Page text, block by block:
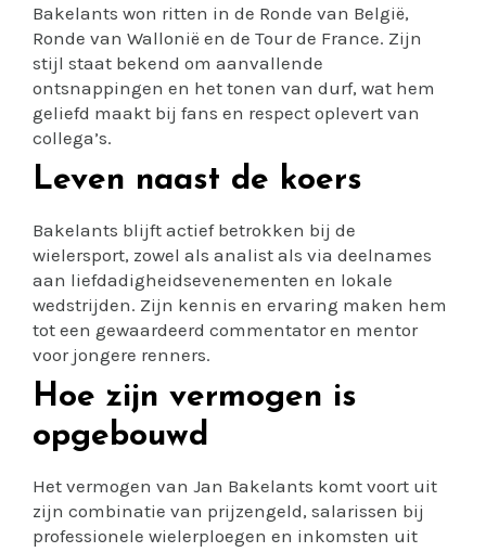
Bakelants won ritten in de Ronde van België,
Ronde van Wallonië en de Tour de France. Zijn
stijl staat bekend om aanvallende
ontsnappingen en het tonen van durf, wat hem
geliefd maakt bij fans en respect oplevert van
collega’s.
Leven naast de koers
Bakelants blijft actief betrokken bij de
wielersport, zowel als analist als via deelnames
aan liefdadigheidsevenementen en lokale
wedstrijden. Zijn kennis en ervaring maken hem
tot een gewaardeerd commentator en mentor
voor jongere renners.
Hoe zijn vermogen is
opgebouwd
Het vermogen van Jan Bakelants komt voort uit
zijn combinatie van prijzengeld, salarissen bij
professionele wielerploegen en inkomsten uit